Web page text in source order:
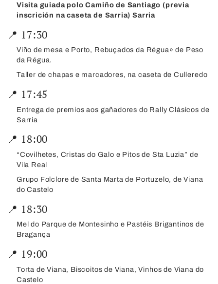
Visita guiada polo Camiño de Santiago (previa
inscrición na caseta de Sarria) Sarria
📍 17:30
Viño de mesa e Porto, Rebuçados da Régua» de Peso
da Régua.
Taller de chapas e marcadores, na caseta de Culleredo
📍 17:45
Entrega de premios aos gañadores do Rally Clásicos de
Sarria
📍 18:00
“Covilhetes, Cristas do Galo e Pitos de Sta Luzia” de
Vila Real
Grupo Folclore de Santa Marta de Portuzelo, de Viana
do Castelo
📍 18:30
Mel do Parque de Montesinho e Pastéis Brigantinos de
Bragança
📍 19:00
Torta de Viana, Biscoitos de Viana, Vinhos de Viana do
Castelo